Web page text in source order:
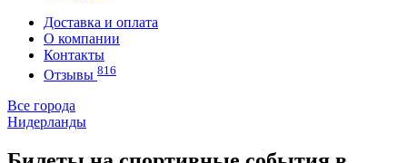
Доставка и оплата
О компании
Контакты
Отзывы 816
Все города
Нидерланды